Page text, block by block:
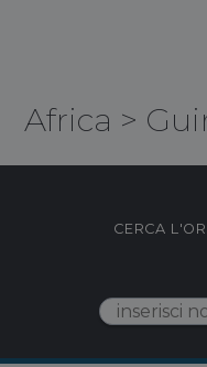
Africa >
CERCA